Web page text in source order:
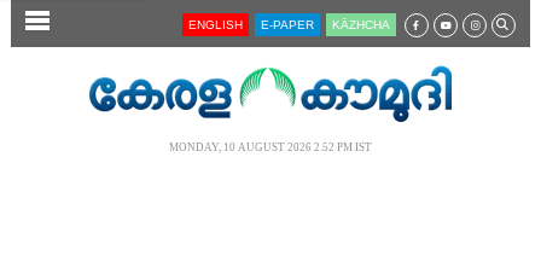
SECTIONS ENGLISH E-PAPER KĀZHCHA
MONDAY, 10 AUGUST 2026 2.52 PM IST